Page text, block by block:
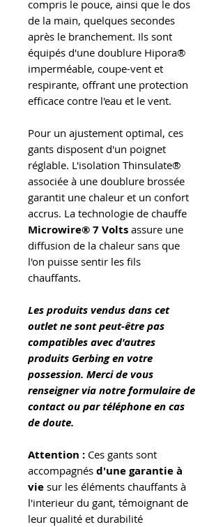
compris le pouce, ainsi que le dos
de la main, quelques secondes
après le branchement. Ils sont
équipés d'une doublure Hipora®
imperméable, coupe-vent et
respirante, offrant une protection
efficace contre l'eau et le vent.
Pour un ajustement optimal, ces
gants disposent d'un poignet
réglable. L'isolation Thinsulate®
associée à une doublure brossée
garantit une chaleur et un confort
accrus. La technologie de chauffe
Microwire® 7 Volts assure une
diffusion de la chaleur sans que
l'on puisse sentir les fils
chauffants.
Les produits vendus dans cet
outlet ne sont peut-être pas
compatibles avec d'autres
produits Gerbing en votre
possession. Merci de vous
renseigner via notre formulaire de
contact ou par téléphone en cas
de doute.
Attention : Ces gants sont
accompagnés d'une garantie à
vie sur les éléments chauffants à
l'interieur du gant, témoignant de
leur qualité et durabilité